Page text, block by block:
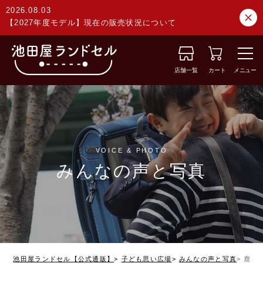
2026.08.03
【2027年度モデル】現在の販売状況について
店舗一覧 カート メニュー
VOICE & PHOTO
みんなの声と写真
池田屋ランドセル【公式通販】 子ども思い広場 みんなの声と写真 鹿児